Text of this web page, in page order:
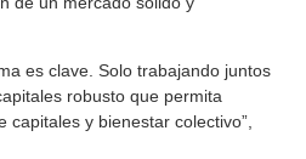
es clave. Solo trabajando juntos
robusto que permita
capitales y bienestar colectivo”,